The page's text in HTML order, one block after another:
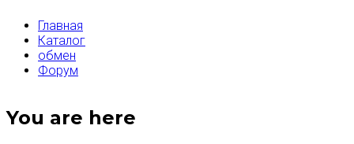
Главная
Каталог
обмен
Форум
You are here